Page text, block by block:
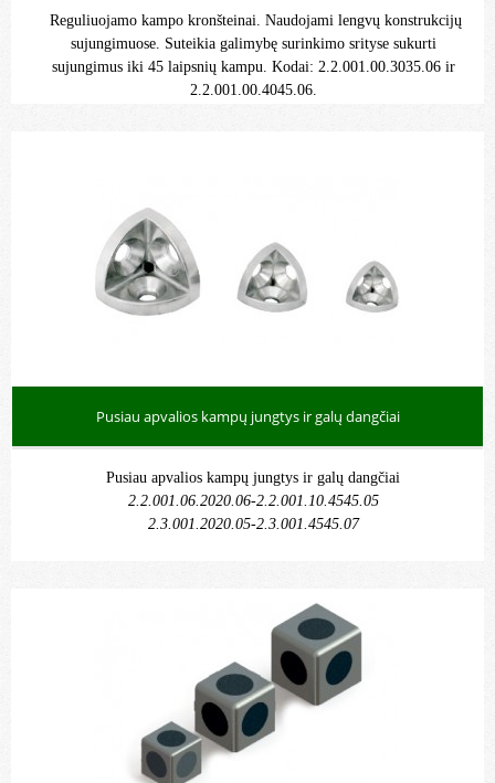
Reguliuojamo kampo kronšteinai. Naudojami lengvų konstrukcijų
sujungimuose. Suteikia galimybę surinkimo srityse sukurti
sujungimus iki 45 laipsnių kampu. Kodai: 2.2.001.00.3035.06 ir
2.2.001.00.4045.06.
Pusiau apvalios kampų jungtys ir galų dangčiai
Pusiau apvalios kampų jungtys ir galų dangčiai
2.2.001.06.2020.06-2.2.001.10.4545.05
2.3.001.2020.05-2.3.001.4545.07